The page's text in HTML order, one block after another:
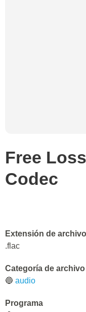
Free
Codec
Extensión de archivo
.flac
Categoría de archivo
🔵 audio
Programa